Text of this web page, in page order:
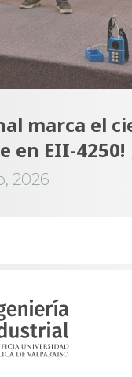
marca el
en EII-4250!
2026